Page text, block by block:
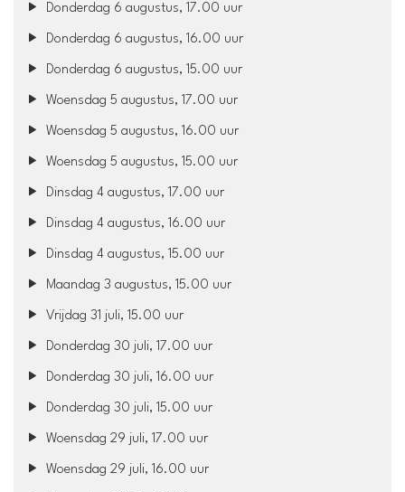
Donderdag 6 augustus, 17.00 uur
Donderdag 6 augustus, 16.00 uur
Donderdag 6 augustus, 15.00 uur
Woensdag 5 augustus, 17.00 uur
Woensdag 5 augustus, 16.00 uur
Woensdag 5 augustus, 15.00 uur
Dinsdag 4 augustus, 17.00 uur
Dinsdag 4 augustus, 16.00 uur
Dinsdag 4 augustus, 15.00 uur
Maandag 3 augustus, 15.00 uur
Vrijdag 31 juli, 15.00 uur
Donderdag 30 juli, 17.00 uur
Donderdag 30 juli, 16.00 uur
Donderdag 30 juli, 15.00 uur
Woensdag 29 juli, 17.00 uur
Woensdag 29 juli, 16.00 uur